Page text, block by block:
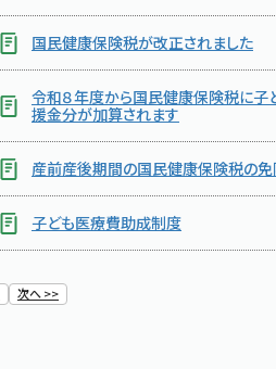
国民健康保険税が改正されました
令和８年度から国民健康保険税に子
援金分が加算されます
産前産後期間の国民健康保険税の免
子ども医療費助成制度
次へ >>